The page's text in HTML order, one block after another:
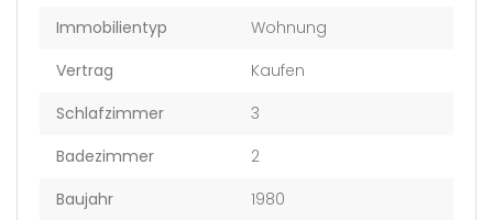
Immobilientyp
Wohnung
Vertrag
Kaufen
Schlafzimmer
3
Badezimmer
2
Baujahr
1980